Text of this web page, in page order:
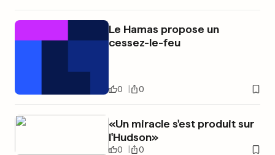
Le Hamas propose un
cessez-le-feu
0 0
«Un miracle s'est produit sur
l'Hudson»
0 0